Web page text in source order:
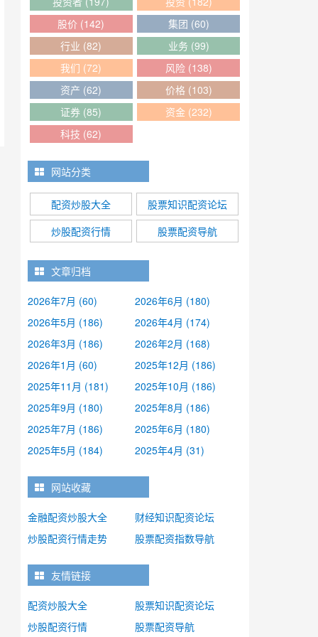
股价 (142) 集团 (60)
行业 (82) 业务 (99)
我们 (72) 风险(138)
资产 (62) 价格(103)
证券 (85) 资金(232)
科技 (62)
网站分类
配资炒股大全
股票知识配资论坛
炒股配资行情
股票配资导航
文章归档
2026年7月 (60)
2026年6月 (180)
2026年5月 (186)
2026年4月 (174)
2026年3月 (186)
2026年2月 (168)
2026年1月 (60)
2025年12月 (186)
2025年11月 (181)
2025年10月 (186)
2025年9月 (180)
2025年8月 (186)
2025年7月 (186)
2025年6月 (180)
2025年5月 (184)
2025年4月 (31)
网站收藏
金融配资炒股大全
财经知识配资论坛
炒股配资行情走势
股票配资指数导航
友情链接
配资炒股大全
股票知识配资论坛
炒股配资行情
股票配资导航